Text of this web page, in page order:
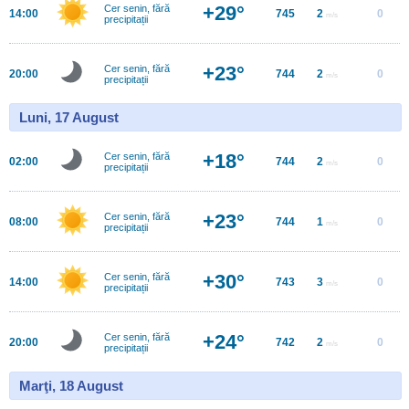
14:00
Cer senin, fără
precipitații
+29° 745 2 m/s 0
20:00
Cer senin, fără
precipitații
+23° 744 2 m/s 0
Luni, 17 August
02:00
Cer senin, fără
precipitații
+18° 744 2 m/s 0
08:00
Cer senin, fără
precipitații
+23° 744 1 m/s 0
14:00
Cer senin, fără
precipitații
+30° 743 3 m/s 0
20:00
Cer senin, fără
precipitații
+24° 742 2 m/s 0
Marţi, 18 August